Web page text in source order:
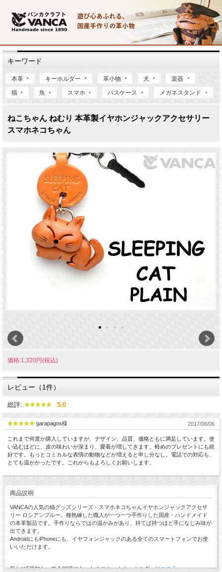
キーワード
本革 キーホルダー 革小物 犬 楽器
猫 魚 スマホ パスケース メガネスタンド
ねこちゃん ねむり 本革製イヤホンジャックアクセサリー
スマホネコちゃん
価格:1,320円(税込)
レビュー（1件）
総評: 5.0
garapagos様 2017/06/06
これまで何度か購入していますが、デザイン、品質、価格ともに満足しています。使
い込むほどに、皮の味わいが深まり、愛着が増してきます。軽めのプレゼントにも絶
好です。もっとコミカルな表情の動物などが増えると申し分なし。電話での対応も、
とても温かかったです。これからもよろしくお願いします。
商品説明
VANCAの人気の猫グッズシリーズ・スマホネコちゃんイヤホンジャックアクセサ
リー ロシアンブルー。種熟練した職人が一つ一つ手作りした国産・ハンドメイド
の本革製品です。手作りならではの温かみがあり、持てば持つほど手になじみ味が
出てきます。
AndroidにもiPhoneにも、イヤフォンジャックのある全てのスマートフォンでお使
いいただけます。
新たに5種加わって全20種になったネコちゃんキーホルダーはコチラ。